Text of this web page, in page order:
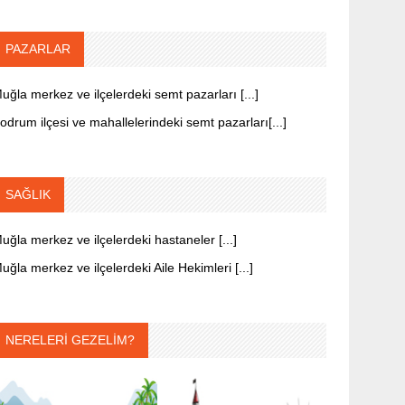
PAZARLAR
merkez ve ilçelerdeki semt pazarları [...]
ilçesi ve mahallelerindeki semt pazarları[...]
SAĞLIK
merkez ve ilçelerdeki hastaneler [...]
merkez ve ilçelerdeki Aile Hekimleri [...]
NERELERİ GEZELİM?